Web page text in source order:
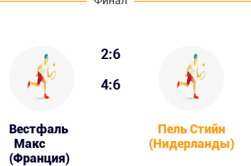
Вестфаль
Макс
(Франция)
2:6
4:6
Пель Стийн
(Нидерланды)